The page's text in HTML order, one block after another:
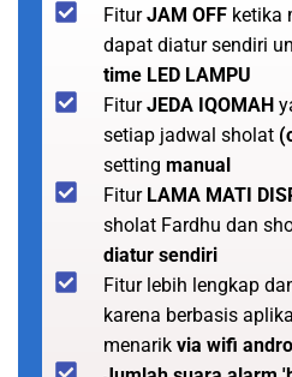
FiturJAM OFF ketika
dapat diatur sendiri
time LED LAMPU
FiturJEDA IQOMAH
setiap jadwal sholat
setting manual
Fitur LAMA MATI
sholat Fardhu dan
diatur sendiri
Fitur lebih lengkap
karena berbasis
menarik via wifi